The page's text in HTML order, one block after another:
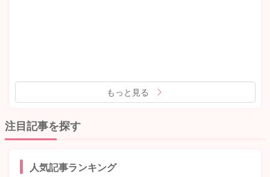
もっと見る
注目記事を探す
人気記事ランキング